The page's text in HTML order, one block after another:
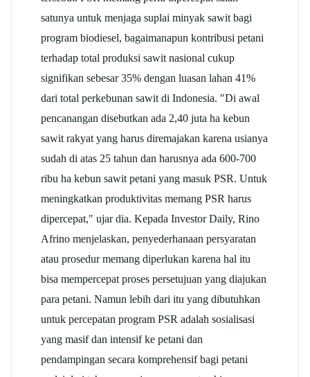
satunya untuk menjaga suplai minyak sawit bagi
program biodiesel, bagaimanapun kontribusi petani
terhadap total produksi sawit nasional cukup
signifikan sebesar 35% dengan luasan lahan 41%
dari total perkebunan sawit di Indonesia. "Di awal
pencanangan disebutkan ada 2,40 juta ha kebun
sawit rakyat yang harus diremajakan karena usianya
sudah di atas 25 tahun dan harusnya ada 600-700
ribu ha kebun sawit petani yang masuk PSR. Untuk
meningkatkan produktivitas memang PSR harus
dipercepat," ujar dia. Kepada Investor Daily, Rino
Afrino menjelaskan, penyederhanaan persyaratan
atau prosedur memang diperlukan karena hal itu
bisa mempercepat proses persetujuan yang diajukan
para petani. Namun lebih dari itu yang dibutuhkan
untuk percepatan program PSR adalah sosialisasi
yang masif dan intensif ke petani dan
pendampingan secara komprehensif bagi petani